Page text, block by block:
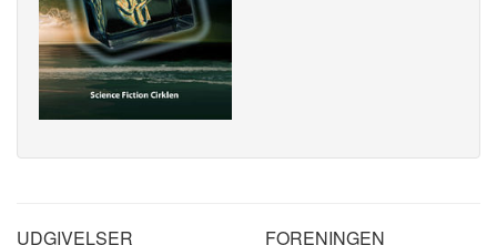
UDGIVELSER
FORENINGEN